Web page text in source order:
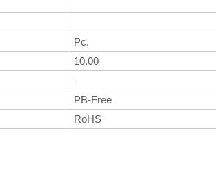
Pc.
10.00
-
PB-Free
RoHS